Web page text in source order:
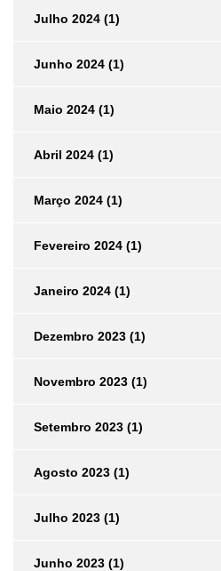
Julho 2024 (1)
Junho 2024 (1)
Maio 2024 (1)
Abril 2024 (1)
Março 2024 (1)
Fevereiro 2024 (1)
Janeiro 2024 (1)
Dezembro 2023 (1)
Novembro 2023 (1)
Setembro 2023 (1)
Agosto 2023 (1)
Julho 2023 (1)
Junho 2023 (1)